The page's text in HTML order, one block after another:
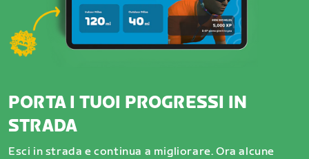
PORTA I TUOI PROGRESSI IN
STRADA
Esci in strada e continua a migliorare. Ora alcune